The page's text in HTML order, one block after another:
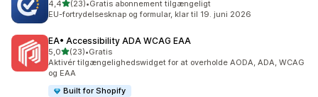
4,4ud af 5 stjerner
(23)
23 anmeldelser i alt
•Gratis abonnement tilgængeligt
EU-fortrydelsesknap og formular, klar til 19. juni 2026
EA• Accessibility ADA WCAG EAA
5,0ud af 5 stjerner
(23)
23 anmeldelser i alt
•Gratis
Aktivér tilgængelighedswidget for at overholde AODA, ADA, WCAG
og EAA
Built for Shopify